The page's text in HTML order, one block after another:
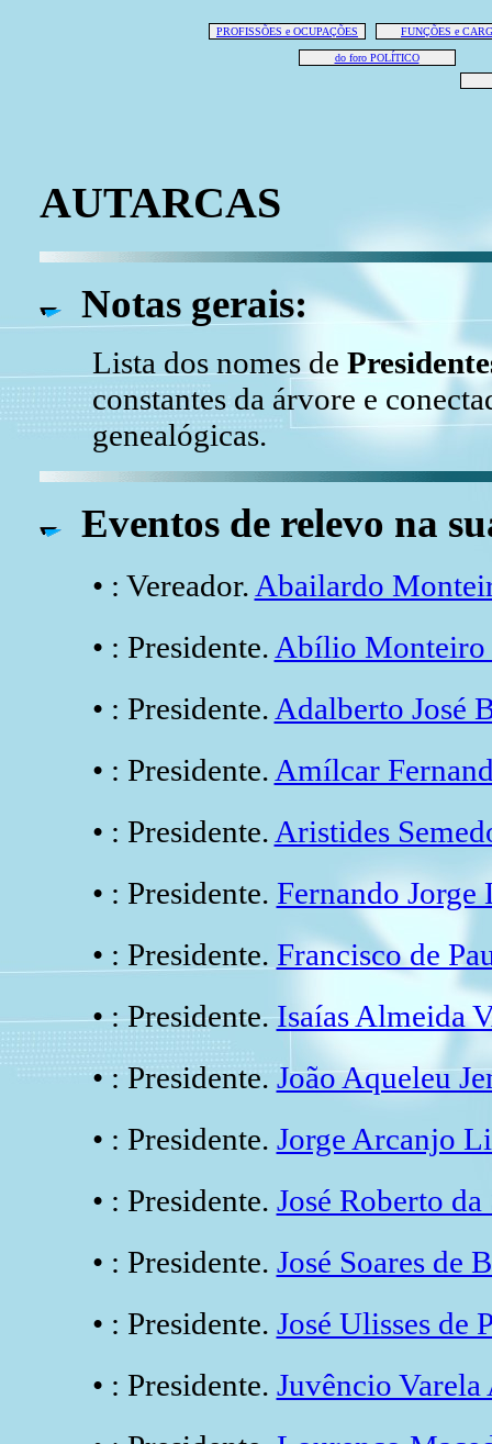
PROFISSÕES e OCUPAÇÕES FUNÇÕES e
do foro POLÍTICO
AUTARCAS
Notas gerais:
Lista dos nomes de
constantes da árvore e
genealógicas.
Eventos de relevo na
• : Vereador. Abailardo
• : Presidente. Abílio
• : Presidente. Adalberto José
• : Presidente. Amílcar
• : Presidente. Aristides
• : Presidente. Fernando Jorge
• : Presidente. Francisco de
• : Presidente.Isaías Almeida
• : Presidente. João Aqueleu
• : Presidente. Jorge Arcanjo
• : Presidente. José Roberto
• : Presidente. José Soares de
• : Presidente. José Ulisses de
• : Presidente. Juvêncio